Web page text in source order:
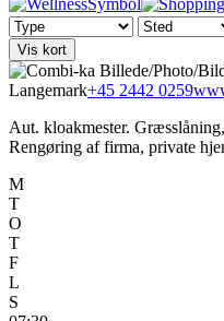
Vis kort
Langemark+45 2442 0259
Aut. kloakmester.
Rengøring af firma, private
M
T
O
T
F
L
S